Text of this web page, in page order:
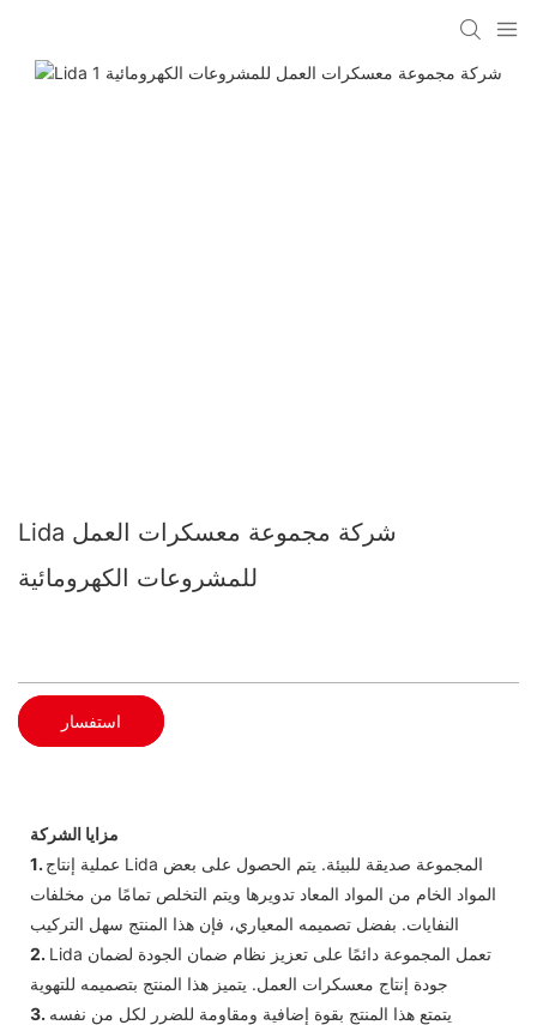
Lida شركة مجموعة معسكرات العمل
للمشروعات الكهرومائية
استفسار
مزايا الشركة
1. عملية إنتاج Lida المجموعة صديقة للبيئة. يتم الحصول على بعض
المواد الخام من المواد المعاد تدويرها ويتم التخلص تمامًا من مخلفات
النفايات. بفضل تصميمه المعياري، فإن هذا المنتج سهل التركيب
2. Lida تعمل المجموعة دائمًا على تعزيز نظام ضمان الجودة لضمان
جودة إنتاج معسكرات العمل. يتميز هذا المنتج بتصميمه للتهوية
3. يتمتع هذا المنتج بقوة إضافية ومقاومة للضرر لكل من نفسه